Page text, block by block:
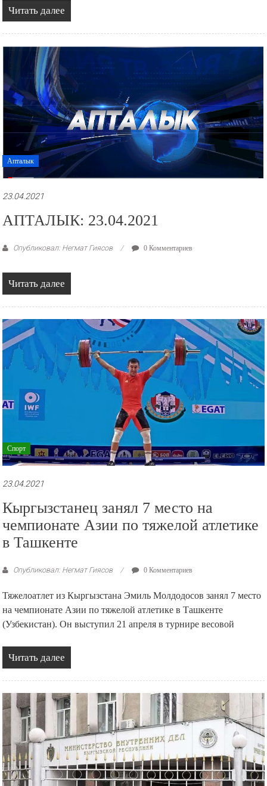
Читать далее
Апталык
23.04.2021
АПТАЛЫК: 23.04.2021
Опубликовал: Негмат Гиясов 0 Комментариев
Читать далее
Спорт
23.04.2021
Кыргызстанец занял 7 место на
чемпионате Азии по тяжелой атлетике
в Ташкенте
Опубликовал: Негмат Гиясов 0 Комментариев
Тяжелоатлет из Кыргызстана Эмиль Молдодосов занял 7 место
на чемпионате Азии по тяжелой атлетике в Ташкенте
(Узбекистан). Он выступил 21 апреля в турнире весовой
Читать далее